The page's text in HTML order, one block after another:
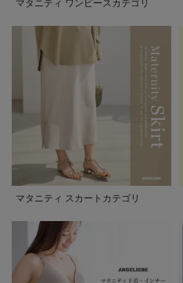
マタニティ ワンピースカテゴリ
マタニティ スカートカテゴリ